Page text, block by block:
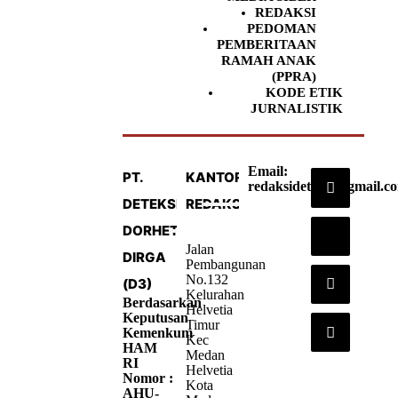
REDAKSI
PEDOMAN
PEMBERITAAN
RAMAH ANAK
(PPRA)
KODE ETIK
JURNALISTIK
PT.
DETEKSI
DORHETA
DIRGA
(D3)
Berdasarkan
Keputusan
Kemenkum
HAM
RI
Nomor :
AHU-
KANTOR
REDAKSI
Jalan
Pembangunan
No.132
Kelurahan
Helvetia
Timur
Kec
Medan
Helvetia
Kota
Email: